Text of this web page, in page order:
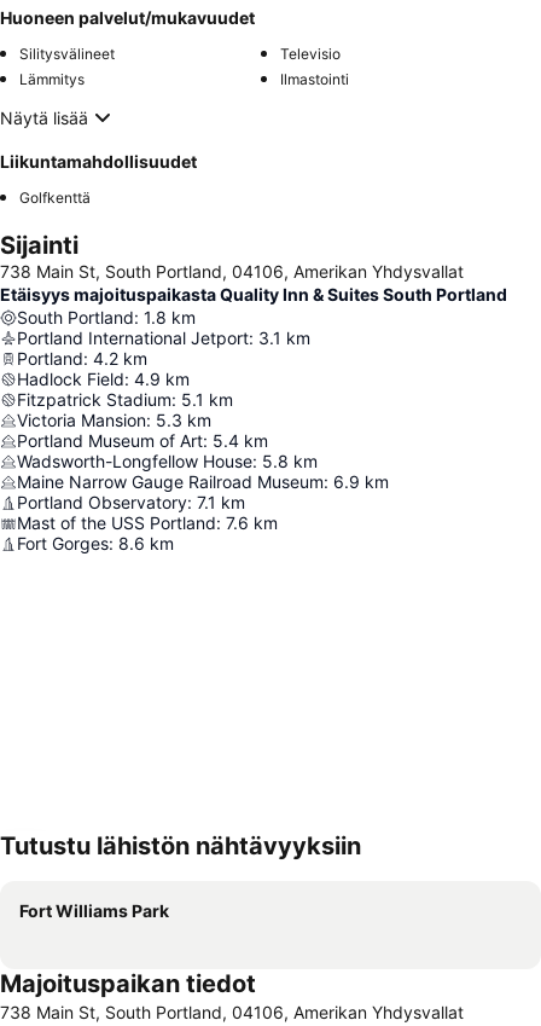
Huoneen palvelut/mukavuudet
Silitysvälineet
Televisio
Lämmitys
Ilmastointi
Näytä lisää
Liikuntamahdollisuudet
Golfkenttä
Sijainti
738 Main St, South Portland, 04106, Amerikan Yhdysvallat
Etäisyys majoituspaikasta Quality Inn & Suites South Portland
South Portland: 1.8 km
Portland International Jetport: 3.1 km
Portland: 4.2 km
Hadlock Field: 4.9 km
Fitzpatrick Stadium: 5.1 km
Victoria Mansion: 5.3 km
Portland Museum of Art: 5.4 km
Wadsworth-Longfellow House: 5.8 km
Maine Narrow Gauge Railroad Museum: 6.9 km
Portland Observatory: 7.1 km
Mast of the USS Portland: 7.6 km
Fort Gorges: 8.6 km
Tutustu lähistön nähtävyyksiin
Fort Williams Park
Majoituspaikan tiedot
738 Main St, South Portland, 04106, Amerikan Yhdysvallat